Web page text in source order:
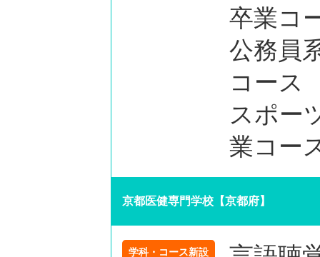
卒業コ
公務員
コース
スポー
業コー
京都医健専門学校【京都府】
学科・コース新設